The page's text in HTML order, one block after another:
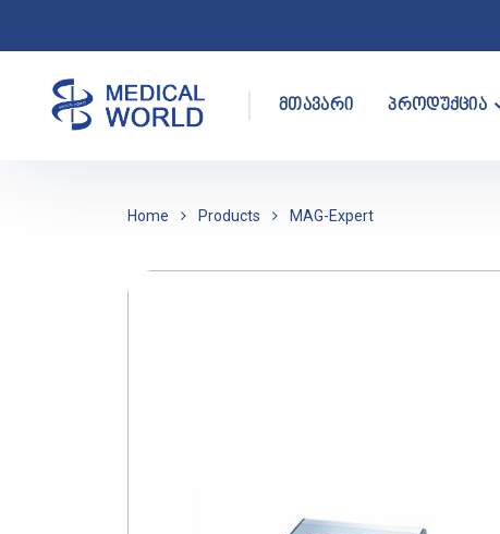
მთავარი პროდუქცია
Home Products MAG-Expert